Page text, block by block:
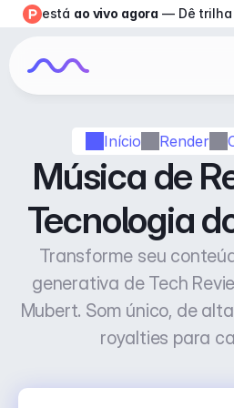
Início Render
Música de
Tecnologia
Transforme seu
generativa de Tech
Mubert. Som único, de
royalties para
está ao vivo agora — Dê trilha